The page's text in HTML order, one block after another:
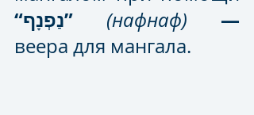
“נַפְנָף” (нафнаф) —
веера для мангала.